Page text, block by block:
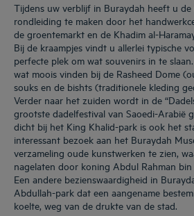
Tijdens uw verblijf in Buraydah heeft u de
rondleiding te maken door het
de groentemarkt en de Khadim al-
Bij de kraampjes vindt u allerlei typische
perfecte plek om wat souvenirs in te
wat moois vinden bij de Rasheed Dome
souks en de bishts (traditionele kleding
Verder naar het zuiden wordt in de
grootste dadelfestival van Saoedi-Arabië
dicht bij het King Khalid-park is ook het
interessant bezoek aan het Buraydah
verzameling oude kunstwerken te zien,
nagelaten door koning Abdul Rahman
Een andere bezienswaardigheid in
Abdullah-park dat een aangename
koelte, weg van de drukte van de stad.